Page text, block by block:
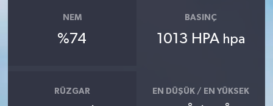
NEM
%74
BASINÇ
1013 HPA hpa
RÜZGAR EN DÜŞÜK / EN YÜKSEK